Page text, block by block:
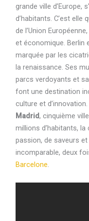
grande ville d’Europe,
d’habitants. C’est elle
de l’Union
et économique. Berlin
marquée par les
la renaissance. Ses
parcs verdoyants et
font une destination
culture et
Madrid, cinquième
millions d’habitants,
passion, de saveurs
incomparable, deux
Barcelone.